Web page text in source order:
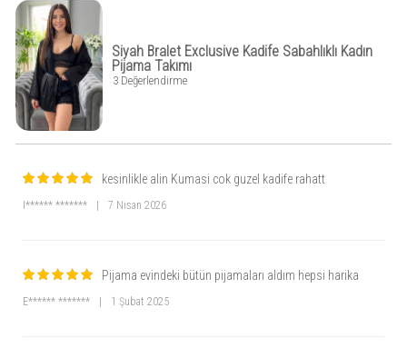
Siyah Bralet Exclusive Kadife Sabahlıklı Kadın
Pijama Takımı
3 Değerlendirme
kesinlikle alin Kumasi cok guzel kadife rahatt
I****** ******* 7 Nisan 2026
Pijama evindeki bütün pijamaları aldım hepsi harika
E****** ******* 1 Şubat 2025